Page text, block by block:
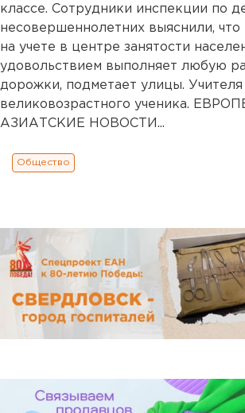
классе. Сотрудники инспекции по
несовершеннолетних выяснили, что
на учете в центре занятости
удовольствием выполняет любую
дорожки, подметает улицы.
великовозрастного ученика.
АЗИАТСКИЕ НОВОСТИ...
Общество